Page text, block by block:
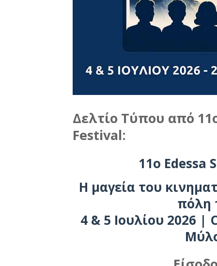
Δελτίο Τύπου από
Festival:
11ο Edessa
Η μαγεία του
πόλη
4 & 5 Ιουλίου 2026 |